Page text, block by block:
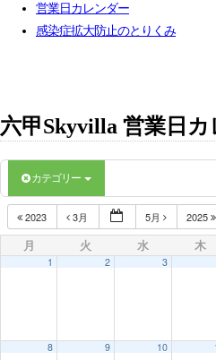
営業日カレンダー
感染症拡大防止のとりくみ
六甲Skyvilla 営業日
カテゴリー
2023 3月 5月 2025
月 火 水 木
1 2 3
8 9 10